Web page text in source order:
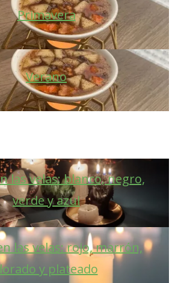
Primavera
Verano
las velas: blanco, negro,
verde y azul
las velas: rojo, marrón,
y plateado